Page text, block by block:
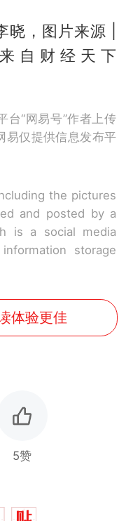
晓，图片来源 |
自财经天下
台“网易号”作者上传
易仅提供信息发布平
the pictures
and posted by a
is a social media
storage
体验更佳
5赞